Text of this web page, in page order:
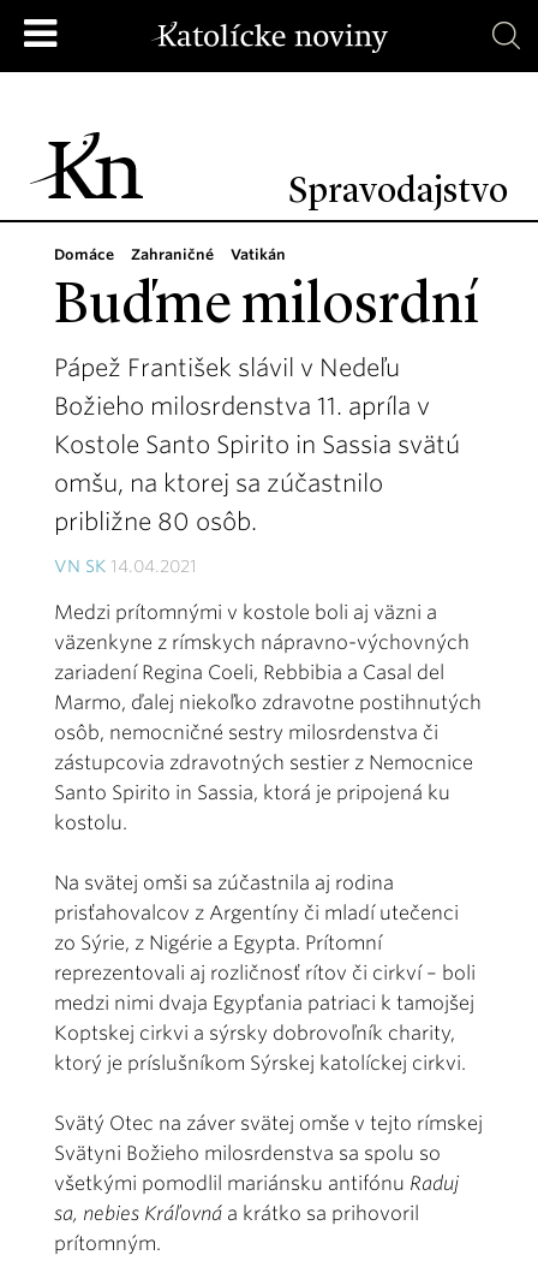
Spravodajstvo
Domáce Zahraničné Vatikán
Buďme milosrdní
Pápež František slávil v Nedeľu
Božieho milosrdenstva 11. apríla v
Kostole Santo Spirito in Sassia svätú
omšu, na ktorej sa zúčastnilo
približne 80 osôb.
VN SK 14.04.2021
Medzi prítomnými v kostole boli aj väzni a
väzenkyne z rímskych nápravno-výchovných
zariadení Regina Coeli, Rebbibia a Casal del
Marmo, ďalej niekoľko zdravotne postihnutých
osôb, nemocničné sestry milosrdenstva či
zástupcovia zdravotných sestier z Nemocnice
Santo Spirito in Sassia, ktorá je pripojená ku
kostolu.
Na svätej omši sa zúčastnila aj rodina
prisťahovalcov z Argentíny či mladí utečenci
zo Sýrie, z Nigérie a Egypta. Prítomní
reprezentovali aj rozličnosť rítov či cirkví – boli
medzi nimi dvaja Egypťania patriaci k tamojšej
Koptskej cirkvi a sýrsky dobrovoľník charity,
ktorý je príslušníkom Sýrskej katolíckej cirkvi.
Svätý Otec na záver svätej omše v tejto rímskej
Svätyni Božieho milosrdenstva sa spolu so
všetkými pomodlil mariánsku antifónu Raduj
sa, nebies Kráľovná a krátko sa prihovoril
prítomným.